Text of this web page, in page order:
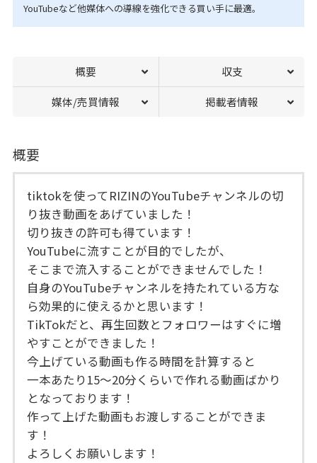
YouTubeなど他媒体への導線を強化できる買い手に最適。
概要 収支
媒体/売買情報 掲載者情報
概要
tiktokを使ってRIZINのYouTubeチャンネルの切
り抜き動画をあげていました！
切り抜きの許可も得ています！
YouTubeに流すことが目的でしたが、
そこまで流入することができませんでした！
自身のYouTubeチャンネルを持たれている方な
ら効果的に使えるかと思います！
TikTokだと、再生回数とフォロワーはすぐに増
やすことができました！
今上げている動画も作る時間を計算すると
一本あたり15〜20分くらいで作れる動画ばかり
となっております！
作って上げた動画もお渡しすることができま
す！
よろしくお願いします！